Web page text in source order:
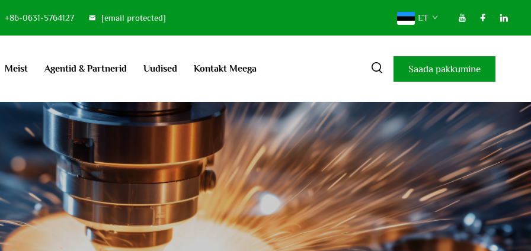
+86-0631-5764127 [email protected] ET
Meist Agentid & Partnerid Uudised Kontakt Meega Saada pakkumine